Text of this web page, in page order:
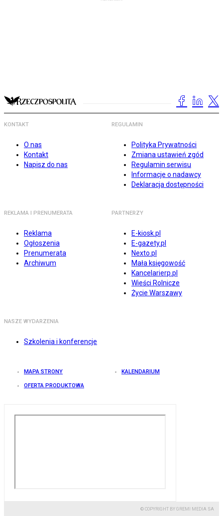
KONTAKT
O nas
Kontakt
Napisz do nas
REGULAMIN
Polityka Prywatności
Zmiana ustawień zgód
Regulamin serwisu
Informacje o nadawcy
Deklaracja dostępności
REKLAMA I PRENUMERATA
Reklama
Ogłoszenia
Prenumerata
Archiwum
PARTNERZY
E-kiosk.pl
E-gazety.pl
Nexto.pl
Mała księgowość
Kancelarierp.pl
Wieści Rolnicze
Życie Warszawy
NASZE WYDARZENIA
Szkolenia i konferencje
MAPA STRONY KALENDARIUM
OFERTA PRODUKTOWA
© COPYRIGHT BY GREMI MEDIA SA